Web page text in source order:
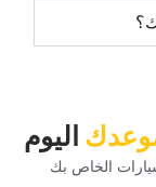
‏اليوم‏
الخاص بك‏